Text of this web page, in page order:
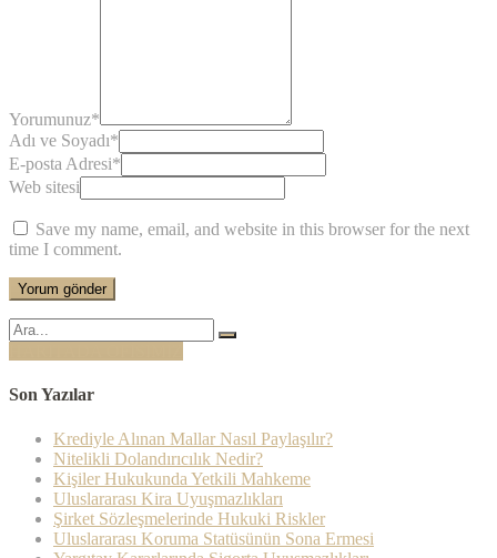
Yorumunuz*
Adı ve Soyadı*
E-posta Adresi*
Web sitesi
Save my name, email, and website in this browser for the next
time I comment.
Şunu
ara:
Son Yazılar
Krediyle Alınan Mallar Nasıl Paylaşılır?
Nitelikli Dolandırıcılık Nedir?
Kişiler Hukukunda Yetkili Mahkeme
Uluslararası Kira Uyuşmazlıkları
Şirket Sözleşmelerinde Hukuki Riskler
Uluslararası Koruma Statüsünün Sona Ermesi